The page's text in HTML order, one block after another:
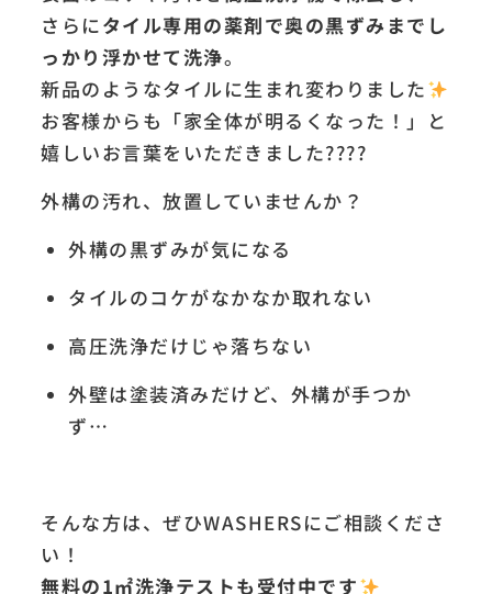
さらにタイル専用の薬剤で奥の黒ずみまでし
っかり浮かせて洗浄。
新品のようなタイルに生まれ変わりました
お客様からも「家全体が明るくなった！」と
嬉しいお言葉をいただきました????
外構の汚れ、放置していませんか？
外構の黒ずみが気になる
タイルのコケがなかなか取れない
高圧洗浄だけじゃ落ちない
外壁は塗装済みだけど、外構が手つか
ず…
そんな方は、ぜひWASHERSにご相談くださ
い！
無料の1㎡洗浄テストも受付中です